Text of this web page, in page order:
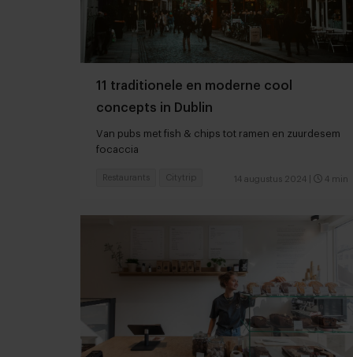
11 traditionele en moderne cool
concepts in Dublin
Van pubs met fish & chips tot ramen en zuurdesem
focaccia
14 augustus 2024 4 min
Restaurants Citytrip